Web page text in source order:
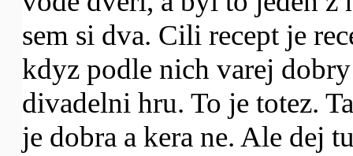
sem si dva. Cili recept je
kdyz podle nich varej
divadelni hru. To je totez.
je dobra a kera ne. Ale dej